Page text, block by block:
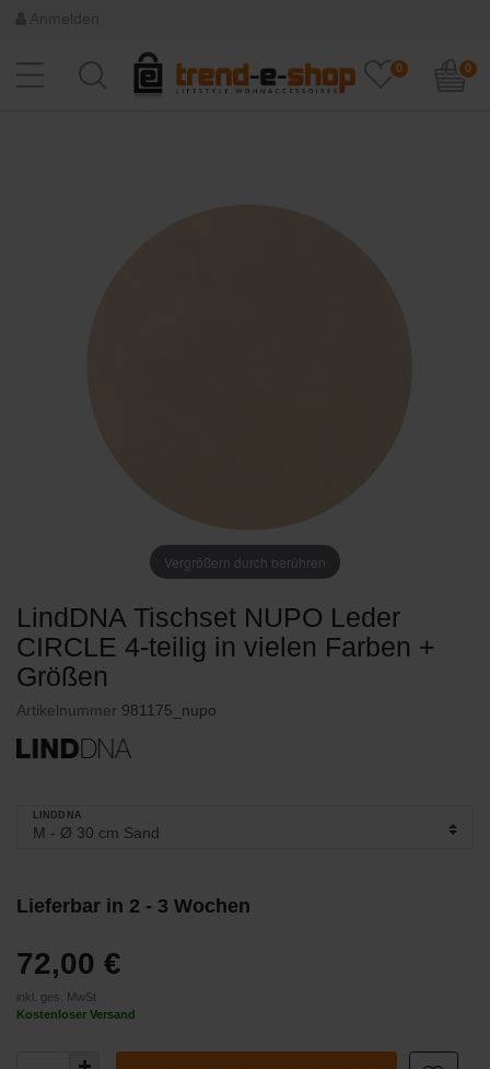
0 0
Vergrößern durch berühren
LindDNA Tischset NUPO Leder
CIRCLE 4-teilig in vielen Farben +
Größen
Artikelnummer 981175_nupo
LINDDNA
Lieferbar in 2 - 3 Wochen
72,00 €
inkl. ges. MwSt
Kostenloser Versand